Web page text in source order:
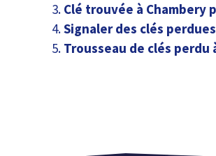
Clé trouvée à Chambery
Signaler des clés
Trousseau de clés perdu